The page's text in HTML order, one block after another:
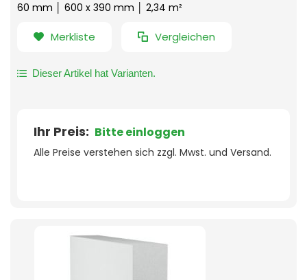
60 mm │ 600 x 390 mm │ 2,34 m²
Merkliste Vergleichen
Dieser Artikel hat Varianten.
Ihr Preis: Bitte einloggen
Alle Preise verstehen sich zzgl. Mwst. und Versand.